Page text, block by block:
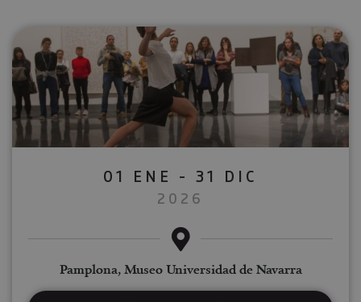
01 ENE - 31 DIC
2026
Pamplona, Museo Universidad de Navarra